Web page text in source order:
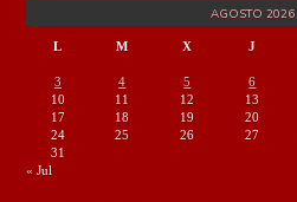
AGOSTO 2026
L M X J
3
4 5 6
10
11 12 13
17
18 19 20
24
25 26 27
31
« Jul